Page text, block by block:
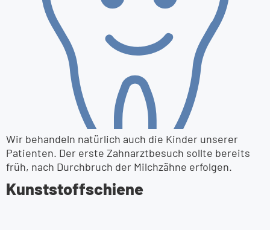
Wir behandeln natürlich auch die Kinder unserer
Patienten. Der erste Zahnarztbesuch sollte bereits
früh, nach Durchbruch der Milchzähne erfolgen.
Kunststoff­schiene